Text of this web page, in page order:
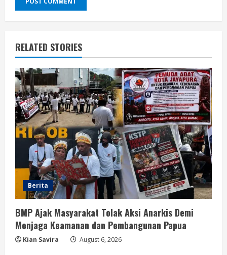
RELATED STORIES
Berita
BMP Ajak Masyarakat Tolak Aksi Anarkis Demi
Menjaga Keamanan dan Pembangunan Papua
Kian Savira August 6, 2026